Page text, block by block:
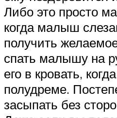
Либо это просто
когда малыш
получить
спать малышу на
его в кровать,
полудреме.
засыпать без